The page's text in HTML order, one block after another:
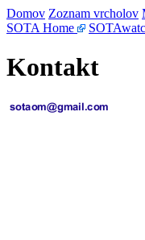
Domov Zoznam vrcholov
SOTA Home
Kontakt